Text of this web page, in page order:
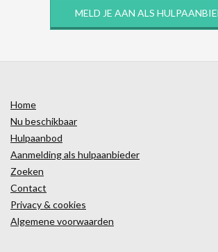
MELD JE AAN ALS
Home
Nu beschikbaar
Hulpaanbod
Aanmelding als hulpaanbieder
Zoeken
Contact
Privacy & cookies
Algemene voorwaarden